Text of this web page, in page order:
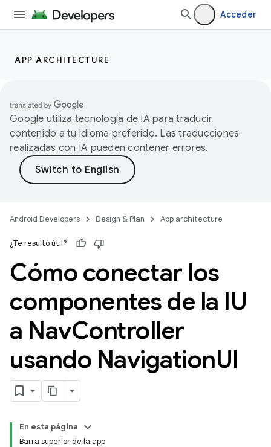
Acceder
APP ARCHITECTURE
Google utiliza tecnología de IA para traducir
contenido a tu idioma preferido. Las traducciones
realizadas con IA pueden contener errores.
Android Developers Design & Plan App architecture
¿Te resultó útil?
Cómo conectar los
componentes de la IU
a NavController
usando NavigationUI
En esta página
Barra superior de la app